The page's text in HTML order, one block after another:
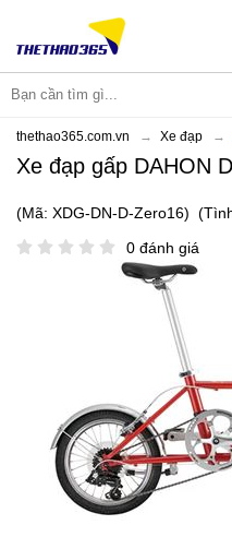
thethao365.com.vn Xe đạp
Xe đạp gấp DAHON
(Mã: XDG-DN-D-Zero16)
0 đánh giá